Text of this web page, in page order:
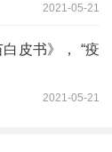
2021-05-21
皮书》， “疫
2021-05-21